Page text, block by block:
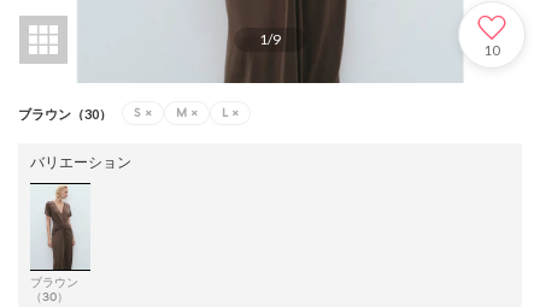
1/9
10
ブラウン（30） S × M × L ×
バリエーション
ブラウン
（30）